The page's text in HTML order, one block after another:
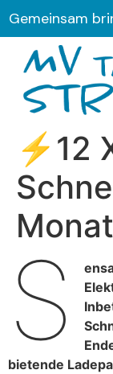
Gemeinsam
⚡️12
S
bietende